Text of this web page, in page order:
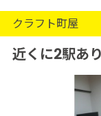
クラフト町屋
近くに2駅あ